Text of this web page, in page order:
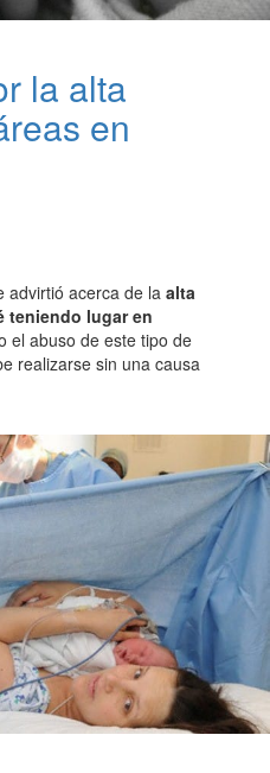
la alta
en
advirtió acerca de la alta
teniendo lugar en
el abuso de este tipo de
realizarse sin una causa